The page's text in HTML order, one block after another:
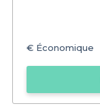
€ Économique